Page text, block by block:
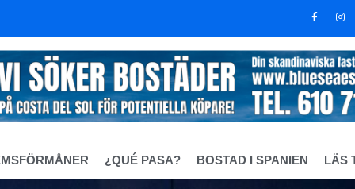
¿QUÉ PASA? BOSTAD I SPANIEN LÄS